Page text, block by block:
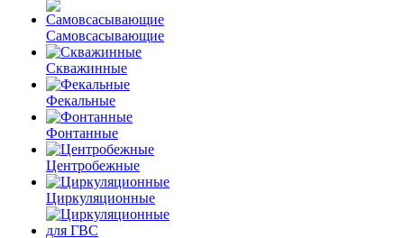
Самовсасывающие
Скважинные
Фекальные
Фонтанные
Центробежные
Циркуляционные